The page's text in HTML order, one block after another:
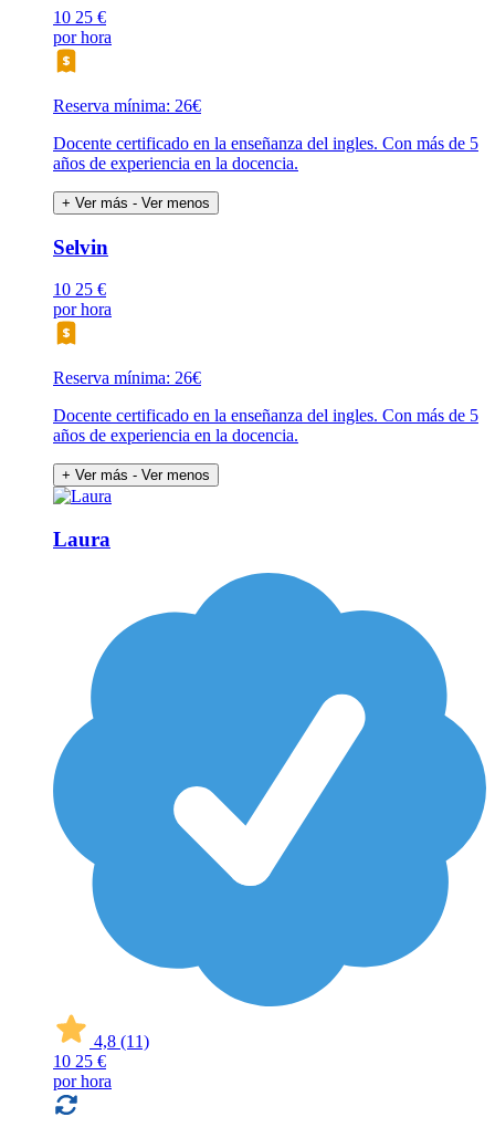
10 25 €
por hora
Reserva mínima: 26€
Docente certificado en la enseñanza del ingles. Con más de 5
años de experiencia en la docencia.
+ Ver más - Ver menos
Selvin
10 25 €
por hora
Reserva mínima: 26€
Docente certificado en la enseñanza del ingles. Con más de 5
años de experiencia en la docencia.
+ Ver más - Ver menos
Laura
4,8 (11)
10 25 €
por hora